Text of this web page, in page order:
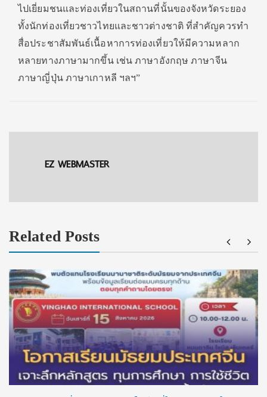
ไปเยี่ยมชนและท่องเที่ยวในสถานที่นั้นของจังหวัดระยอง
ทั้งนักท่องเที่ยวชาวไทยและชาวต่างชาติ ที่สำคัญควรทำ
สื่อประชาสัมพันธ์เนื้อหาการท่องเที่ยวให้มีความหลาก
หลายทางภาษามากขึ้น เช่น ภาษาอังกฤษ ภาษาจีน
ภาษาญี่ปุ่น ภาษาเกาหลี ฯลฯ”
EZ WEBMASTER
Related Posts